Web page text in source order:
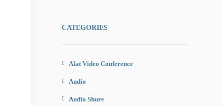
CATEGORIES
Alat Video Conference
Audio
Audio Shure